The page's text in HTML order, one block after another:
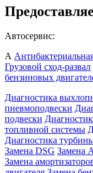
Автосервис:
А
Грузовой сход-развал
бензиновых
Диагностика
пневмоподвески
подвески
топливной системы
Диагностика
Замена DSG Замена
Замена